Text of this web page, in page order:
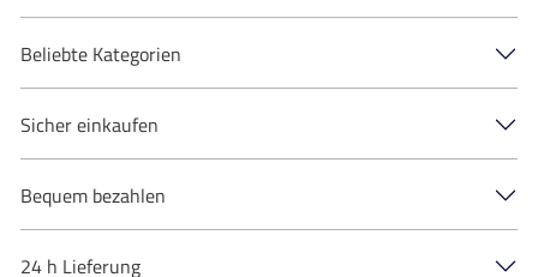
Beliebte Kategorien
Sicher einkaufen
Bequem bezahlen
24 h Lieferung